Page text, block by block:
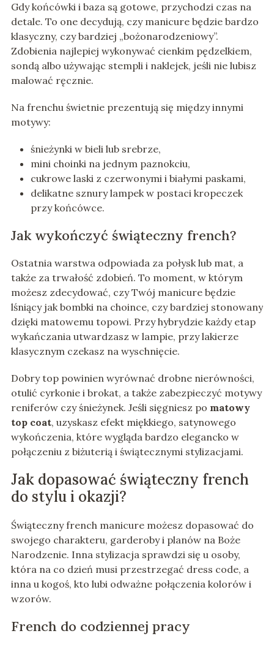
Gdy końcówki i baza są gotowe, przychodzi czas na
detale. To one decydują, czy manicure będzie bardzo
klasyczny, czy bardziej „bożonarodzeniowy”.
Zdobienia najlepiej wykonywać cienkim pędzelkiem,
sondą albo używając stempli i naklejek, jeśli nie lubisz
malować ręcznie.
Na frenchu świetnie prezentują się między innymi
motywy:
śnieżynki w bieli lub srebrze,
mini choinki na jednym paznokciu,
cukrowe laski z czerwonymi i białymi paskami,
delikatne sznury lampek w postaci kropeczek
przy końcówce.
Jak wykończyć świąteczny french?
Ostatnia warstwa odpowiada za połysk lub mat, a
także za trwałość zdobień. To moment, w którym
możesz zdecydować, czy Twój manicure będzie
lśniący jak bombki na choince, czy bardziej stonowany
dzięki matowemu topowi. Przy hybrydzie każdy etap
wykańczania utwardzasz w lampie, przy lakierze
klasycznym czekasz na wyschnięcie.
Dobry top powinien wyrównać drobne nierówności,
otulić cyrkonie i brokat, a także zabezpieczyć motywy
reniferów czy śnieżynek. Jeśli sięgniesz po matowy
top coat, uzyskasz efekt miękkiego, satynowego
wykończenia, które wygląda bardzo elegancko w
połączeniu z biżuterią i świątecznymi stylizacjami.
Jak dopasować świąteczny french
do stylu i okazji?
Świąteczny french manicure możesz dopasować do
swojego charakteru, garderoby i planów na Boże
Narodzenie. Inna stylizacja sprawdzi się u osoby,
która na co dzień musi przestrzegać dress code, a
inna u kogoś, kto lubi odważne połączenia kolorów i
wzorów.
French do codziennej pracy